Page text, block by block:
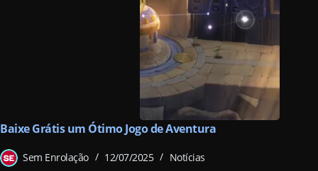
Baixe Grátis um Ótimo Jogo de Aventura
Sem Enrolação 12/07/2025 Notícias